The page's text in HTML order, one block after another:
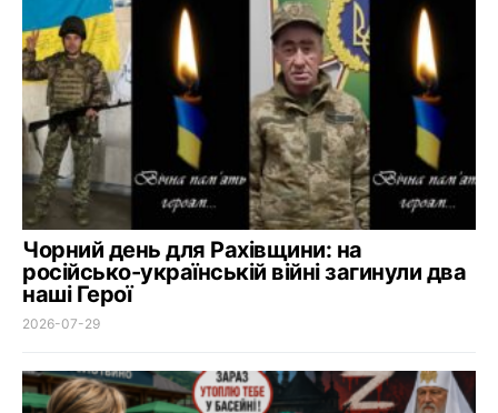
Чорний день для Рахівщини: на
російсько-українській війні загинули два
наші Герої
2026-07-29